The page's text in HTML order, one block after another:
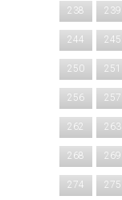
238 239
244 245
250 251
256 257
262 263
268 269
274 275